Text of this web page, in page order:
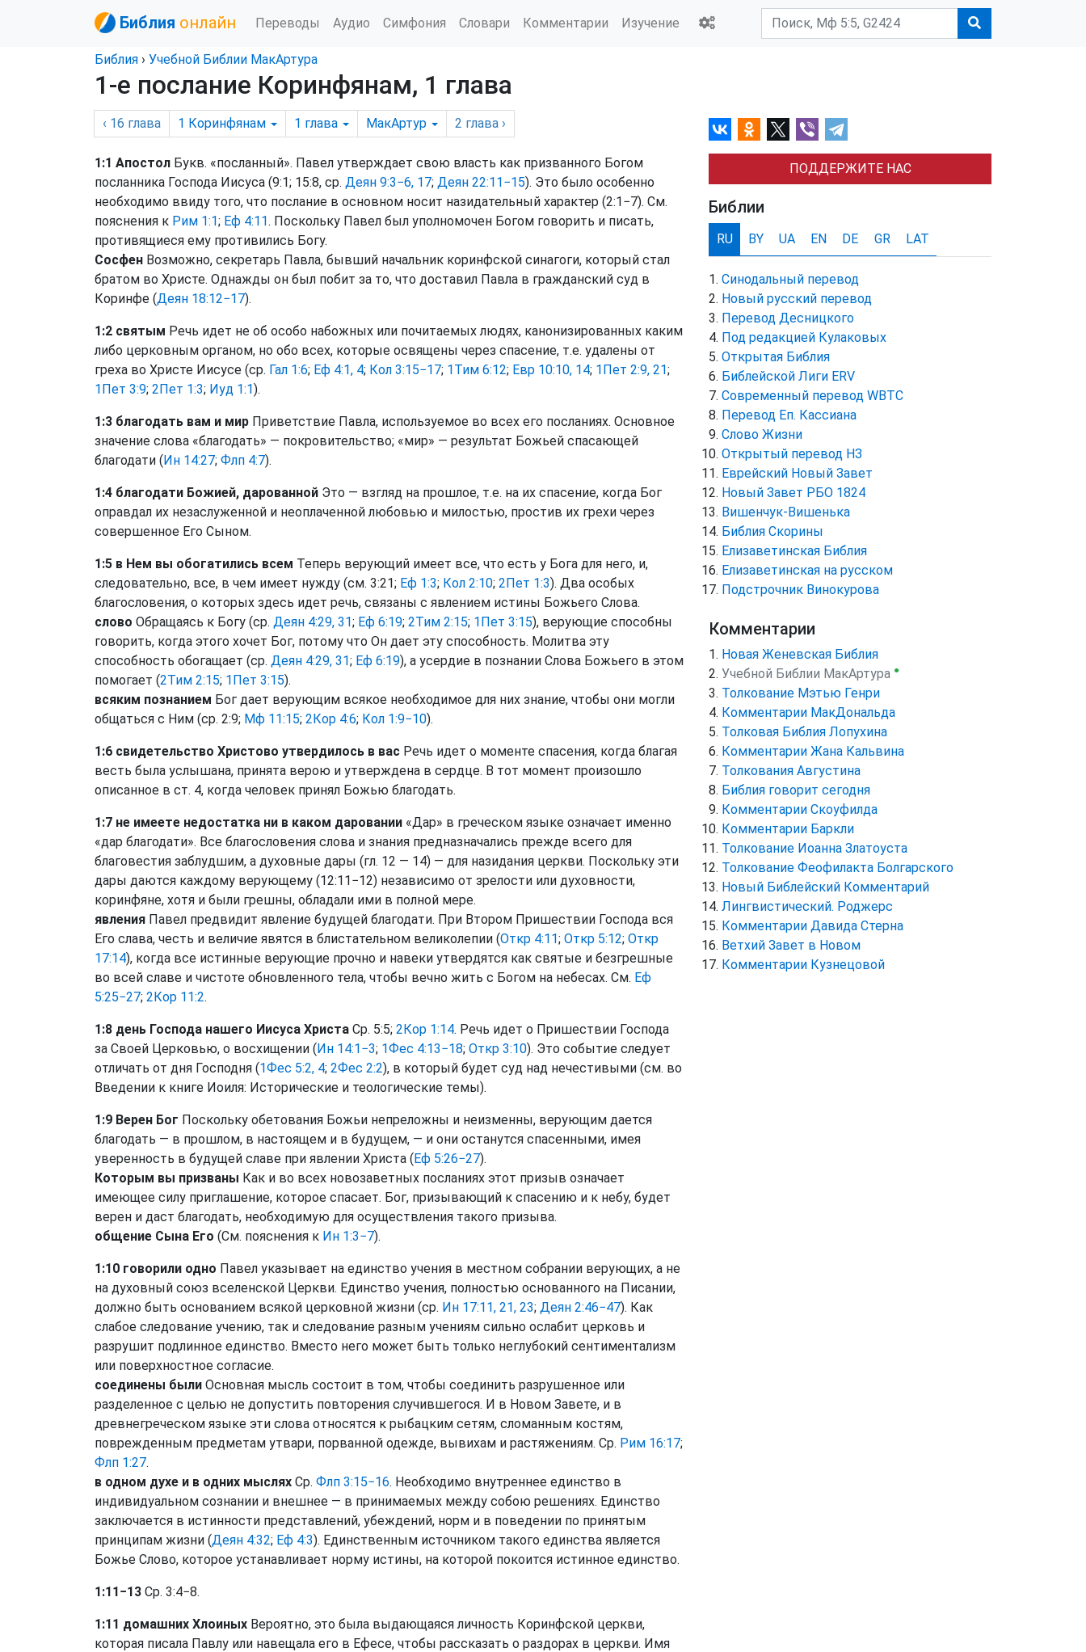
Библия онлайн Переводы Аудио Симфония Словари Комментарии Изучение
Библия › Учебной Библии МакАртура
1-е послание Коринфянам, 1 глава
‹ 16 глава 1 Коринфянам 1 глава МакАртур 2 глава ›
1:1 Апостол Букв. «посланный». Павел утверждает свою власть как призванного Богом
посланника Господа Иисуса (9:1; 15:8, ср. Деян 9:3−6, 17; Деян 22:11−15). Это было особенно
необходимо ввиду того, что послание в основном носит назидательный характер (2:1−7). См.
пояснения к Рим 1:1; Еф 4:11. Поскольку Павел был уполномочен Богом говорить и писать,
противящиеся ему противились Богу.
Сосфен Возможно, секретарь Павла, бывший начальник коринфской синагоги, который стал
братом во Христе. Однажды он был побит за то, что доставил Павла в гражданский суд в
Коринфе (Деян 18:12−17).
1:2 святым Речь идет не об особо набожных или почитаемых людях, канонизированных каким
либо церковным органом, но обо всех, которые освящены через спасение, т.е. удалены от
греха во Христе Иисусе (ср. Гал 1:6; Еф 4:1, 4; Кол 3:15−17; 1Тим 6:12; Евр 10:10, 14; 1Пет 2:9, 21;
1Пет 3:9; 2Пет 1:3; Иуд 1:1).
1:3 благодать вам и мир Приветствие Павла, используемое во всех его посланиях. Основное
значение слова «благодать» — покровительство; «мир» — результат Божьей спасающей
благодати (Ин 14:27; Флп 4:7).
1:4 благодати Божией, дарованной Это — взгляд на прошлое, т.е. на их спасение, когда Бог
оправдал их незаслуженной и неоплаченной любовью и милостью, простив их грехи через
совершенное Его Сыном.
1:5 в Нем вы обогатились всем Теперь верующий имеет все, что есть у Бога для него, и,
следовательно, все, в чем имеет нужду (см. 3:21; Еф 1:3; Кол 2:10; 2Пет 1:3). Два особых
благословения, о которых здесь идет речь, связаны с явлением истины Божьего Слова.
слово Обращаясь к Богу (ср. Деян 4:29, 31; Еф 6:19; 2Тим 2:15; 1Пет 3:15), верующие способны
говорить, когда этого хочет Бог, потому что Он дает эту способность. Молитва эту
способность обогащает (ср. Деян 4:29, 31; Еф 6:19), а усердие в познании Слова Божьего в этом
помогает (2Тим 2:15; 1Пет 3:15).
всяким познанием Бог дает верующим всякое необходимое для них знание, чтобы они могли
общаться с Ним (ср. 2:9; Мф 11:15; 2Кор 4:6; Кол 1:9−10).
1:6 свидетельство Христово утвердилось в вас Речь идет о моменте спасения, когда благая
весть была услышана, принята верою и утверждена в сердце. В тот момент произошло
описанное в ст. 4, когда человек принял Божью благодать.
1:7 не имеете недостатка ни в каком даровании «Дар» в греческом языке означает именно
«дар благодати». Все благословения слова и знания предназначались прежде всего для
благовестия заблудшим, а духовные дары (гл. 12 — 14) — для назидания церкви. Поскольку эти
дары даются каждому верующему (12:11−12) независимо от зрелости или духовности,
коринфяне, хотя и были грешны, обладали ими в полной мере.
явления Павел предвидит явление будущей благодати. При Втором Пришествии Господа вся
Его слава, честь и величие явятся в блистательном великолепии (Откр 4:11; Откр 5:12; Откр
17:14), когда все истинные верующие прочно и навеки утвердятся как святые и безгрешные
во всей славе и чистоте обновленного тела, чтобы вечно жить с Богом на небесах. См. Еф
5:25−27; 2Кор 11:2.
1:8 день Господа нашего Иисуса Христа Ср. 5:5; 2Кор 1:14. Речь идет о Пришествии Господа
за Своей Церковью, о восхищении (Ин 14:1−3; 1Фес 4:13−18; Откр 3:10). Это событие следует
отличать от дня Господня (1Фес 5:2, 4; 2Фес 2:2), в который будет суд над нечестивыми (см. во
Введении к книге Иоиля: Исторические и теологические темы).
1:9 Верен Бог Поскольку обетования Божьи непреложны и неизменны, верующим дается
благодать — в прошлом, в настоящем и в будущем, — и они останутся спасенными, имея
уверенность в будущей славе при явлении Христа (Еф 5:26−27).
Которым вы призваны Как и во всех новозаветных посланиях этот призыв означает
имеющее силу приглашение, которое спасает. Бог, призывающий к спасению и к небу, будет
верен и даст благодать, необходимую для осуществления такого призыва.
общение Сына Его (См. пояснения к Ин 1:3−7).
1:10 говорили одно Павел указывает на единство учения в местном собрании верующих, а не
на духовный союз вселенской Церкви. Единство учения, полностью основанного на Писании,
должно быть основанием всякой церковной жизни (ср. Ин 17:11, 21, 23; Деян 2:46−47). Как
слабое следование учению, так и следование разным учениям сильно ослабит церковь и
разрушит подлинное единство. Вместо него может быть только неглубокий сентиментализм
или поверхностное согласие.
соединены были Основная мысль состоит в том, чтобы соединить разрушенное или
разделенное с целью не допустить повторения случившегося. И в Новом Завете, и в
древнегреческом языке эти слова относятся к рыбацким сетям, сломанным костям,
поврежденным предметам утвари, порванной одежде, вывихам и растяжениям. Ср. Рим 16:17;
Флп 1:27.
в одном духе и в одних мыслях Ср. Флп 3:15−16. Необходимо внутреннее единство в
индивидуальном сознании и внешнее — в принимаемых между собою решениях. Единство
заключается в истинности представлений, убеждений, норм и в поведении по принятым
принципам жизни (Деян 4:32; Еф 4:3). Единственным источником такого единства является
Божье Слово, которое устанавливает норму истины, на которой покоится истинное единство.
1:11−13 Ср. 3:4−8.
1:11 домашних Хлоиных Вероятно, это была выдающаяся личность Коринфской церкви,
которая писала Павлу или навещала его в Ефесе, чтобы рассказать о раздорах в церкви. Имя
ПОДДЕРЖИТЕ НАС
Библии
RU BY UA EN DE GR LAT
Синодальный перевод
Новый русский перевод
Перевод Десницкого
Под редакцией Кулаковых
Открытая Библия
Библейской Лиги ERV
Cовременный перевод WBTC
Перевод Еп. Кассиана
Слово Жизни
Открытый перевод НЗ
Еврейский Новый Завет
Новый Завет РБО 1824
Вишенчук-Вишенька
Библия Скорины
Елизаветинская Библия
Елизаветинская на русском
Подстрочник Винокурова
Комментарии
Новая Женевская Библия
Учебной Библии МакАртура ●
Толкование Мэтью Генри
Комментарии МакДональда
Толковая Библия Лопухина
Комментарии Жана Кальвина
Толкования Августина
Библия говорит сегодня
Комментарии Скоуфилда
Комментарии Баркли
Толкование Иоанна Златоуста
Толкование Феофилакта Болгарского
Новый Библейский Комментарий
Лингвистический. Роджерс
Комментарии Давида Стерна
Ветхий Завет в Новом
Комментарии Кузнецовой